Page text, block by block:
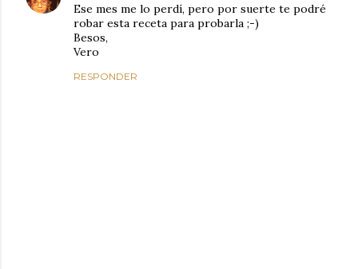
Ese mes me lo perdí, pero por suerte te podré
robar esta receta para probarla ;-)
Besos,
Vero
RESPONDER